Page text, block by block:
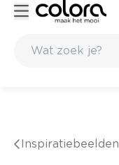
Inspiratiebeelden